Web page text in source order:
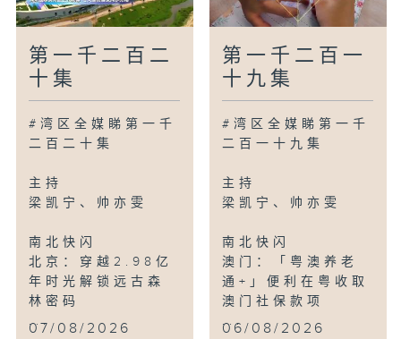
广州：一站一主题羊角影像馆系列展览启幕
广州：湾区微短剧产业联盟成立
湾区新里程
苏州：拙政园苏博大食堂开业！
香港：发掘美孚隐世美食
太原：鱼鳞叠瀑美景重现
第一千二百二
十集
#湾区全媒睇第一千
二百二十集
主持
梁凯宁、帅亦雯
南北快闪
北京：穿越2.98亿
年时光解锁远古森
林密码
...
07/08/2026
第一千二百一
十九集
#湾区全媒睇第一千
二百一十九集
主持
梁凯宁、帅亦雯
南北快闪
澳门：「粤澳养老
通+」便利在粤收取
澳门社保款项
...
06/08/2026